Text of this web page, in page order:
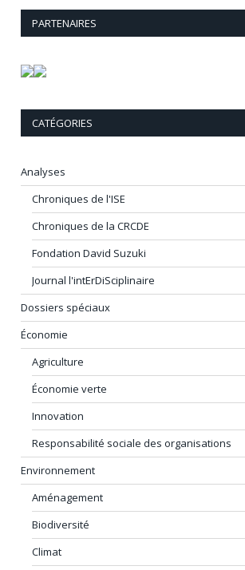
PARTENAIRES
CATÉGORIES
Analyses
Chroniques de l'ISE
Chroniques de la CRCDE
Fondation David Suzuki
Journal l'intErDiSciplinaire
Dossiers spéciaux
Économie
Agriculture
Économie verte
Innovation
Responsabilité sociale des organisations
Environnement
Aménagement
Biodiversité
Climat